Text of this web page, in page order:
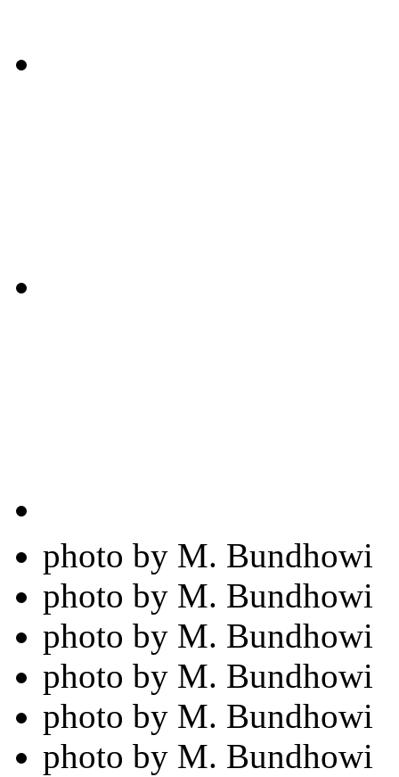
photo by M. Bundhowi
photo by M. Bundhowi
photo by M. Bundhowi
photo by M. Bundhowi
photo by M. Bundhowi
photo by M. Bundhowi